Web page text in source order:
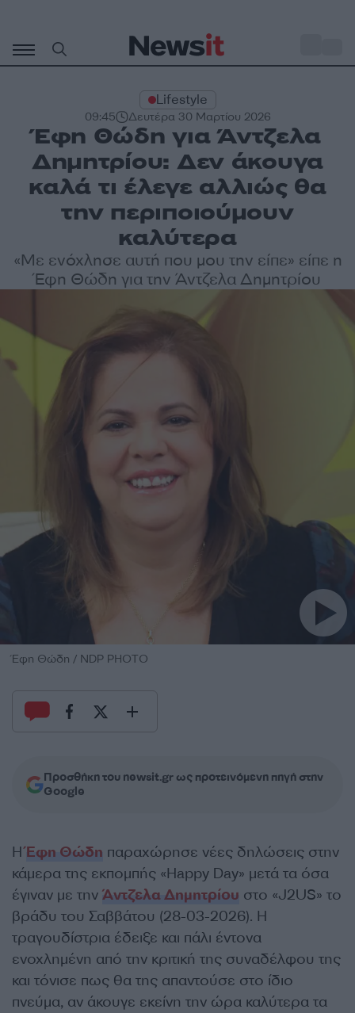
περιεχόμενο
Lifestyle
09:45 Δευτέρα 30 Μαρτίου 2026
Έφη Θώδη για Άντζελα
Δημητρίου: Δεν άκουγα
καλά τι έλεγε αλλιώς θα
την περιποιούμουν
καλύτερα
«Με ενόχλησε αυτή που μου την είπε» είπε η
Έφη Θώδη για την Άντζελα Δημητρίου
Έφη Θώδη / NDP PHOTO
Προσθήκη του newsit.gr ως προτεινόμενη πηγή στην
Google
ΗΈφη Θώδη παραχώρησε νέες δηλώσεις στην
κάμερα της εκπομπής «Happy Day» μετά τα όσα
έγιναν με την Άντζελα Δημητρίου στο «J2US» το
βράδυ του Σαββάτου (28-03-2026). Η
τραγουδίστρια έδειξε και πάλι έντονα
ενοχλημένη από την κριτική της συναδέλφου της
και τόνισε πως θα της απαντούσε στο ίδιο
πνεύμα, αν άκουγε εκείνη την ώρα καλύτερα τα